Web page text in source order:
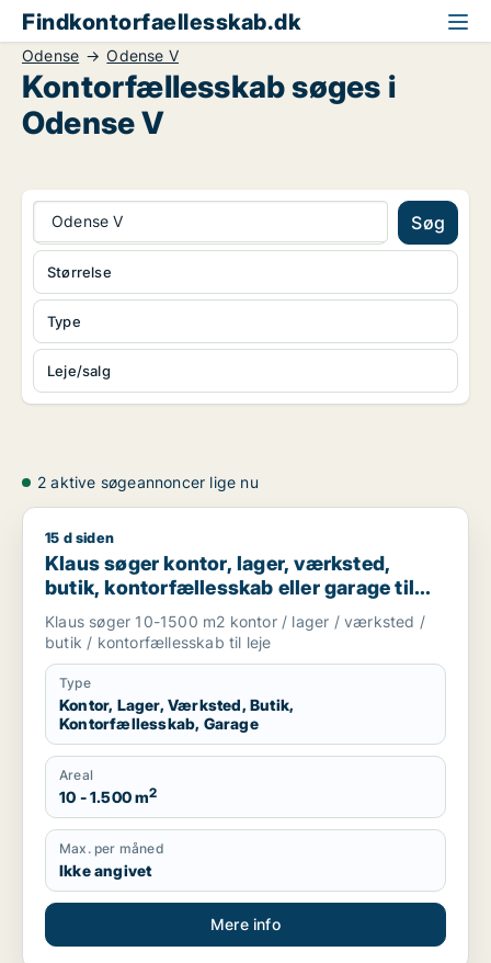
Findkontorfaellesskab.dk
Odense Odense V
Kontorfællesskab søges i
Odense V
Odense V Søg
Type
Leje/salg
Størrelse
2 aktive søgeannoncer lige nu
Klaus søger kontor, lager, værksted, butik,
15 d siden
Klaus søger kontor, lager, værksted,
butik, kontorfællesskab eller garage til
leje i Odense
Klaus søger 10-1500 m2 kontor / lager / værksted /
butik / kontorfællesskab til leje
Type
Kontor, Lager, Værksted, Butik,
Kontorfællesskab, Garage
Areal
10 - 1.500 m2
Max. per måned
Ikke angivet
Mere info